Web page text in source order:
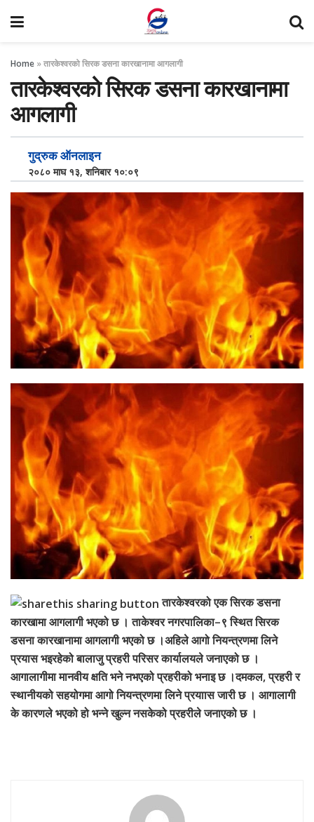
Home »तारकेश्वरको सिरक डसना कारखानामा आगलागी
तारकेश्वरको सिरक डसना कारखानामा
आगलागी
गुद्रुक ऑनलाइन
२०८० माघ १३, शनिबार १०:०९
तारकेश्वरको एक सिरक डसना
कारखामा आगलागी भएको छ । ताकेश्वर नगरपालिका–९ स्थित सिरक
डसना कारखानामा आगलागी भएको छ ।अहिले आगो नियन्त्रणमा लिने
प्रयास भइरहेको बालाजु प्रहरी परिसर कार्यालयले जनाएको छ ।
आगालागीमा मानवीय क्षति भने नभएको प्रहरीको भनाइ छ ।दमकल, प्रहरी र
स्थानीयको सहयोगमा आगो नियन्त्रणमा लिने प्रयाास जारी छ । आगालागी
के कारणले भएको हो भन्ने खुल्न नसकेको प्रहरीले जनाएको छ ।